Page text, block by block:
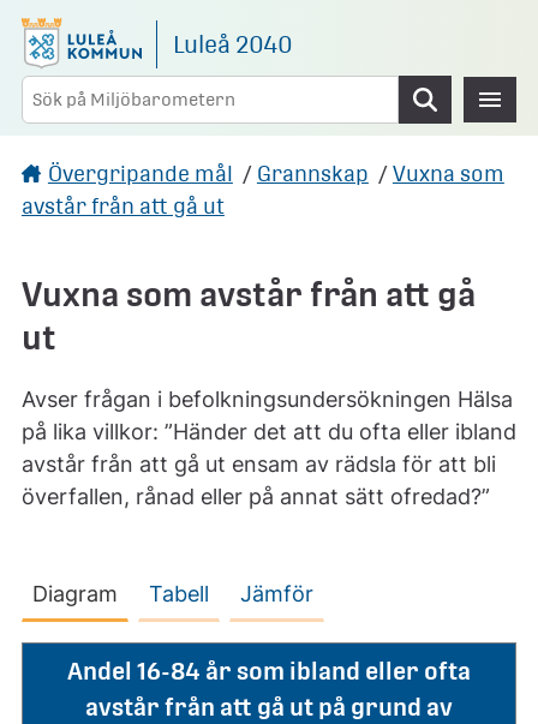
Gå direkt till sidans innehåll
Luleå 2040
Sök
Övergripande mål / Grannskap /Vuxna som
avstår från att gå ut
Vuxna som avstår från att gå
ut
Avser frågan i befolkningsundersökningen Hälsa
på lika villkor: ”Händer det att du ofta eller ibland
avstår från att gå ut ensam av rädsla för att bli
överfallen, rånad eller på annat sätt ofredad?”
Diagram Tabell Jämför
Andel 16-84 år som ibland eller ofta
avstår från att gå ut på grund av